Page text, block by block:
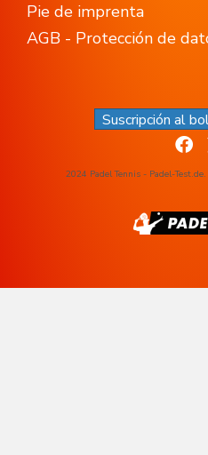
Pie de imprenta
AGB - Protección de
Suscripción al
2024 Padel Tennis - Padel-